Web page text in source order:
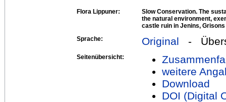
Flora Lippuner:
Slow Conservation. The
the natural environment,
castle ruin in Jenins, Grisons
Sprache:
Original -
Seitenübersicht:
weitere
Download
DOI (Digital